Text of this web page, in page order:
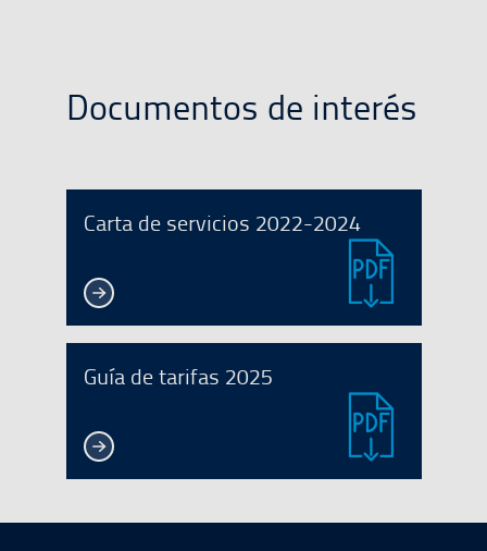
Documentos de interés
Carta de servicios 2022-2024
Guía de tarifas 2025